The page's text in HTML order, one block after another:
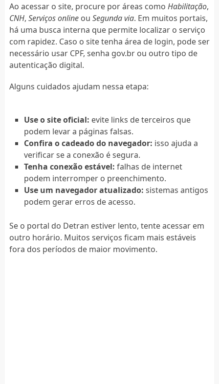
Ao acessar o site, procure por áreas como Habilitação,
CNH, Serviços onlineou Segunda via. Em muitos portais,
há uma busca interna que permite localizar o serviço
com rapidez. Caso o site tenha área de login, pode ser
necessário usar CPF, senha gov.br ou outro tipo de
autenticação digital.
Alguns cuidados ajudam nessa etapa:
Use o site oficial: evite links de terceiros que
podem levar a páginas falsas.
Confira o cadeado do navegador: isso ajuda a
verificar se a conexão é segura.
Tenha conexão estável: falhas de internet
podem interromper o preenchimento.
Use um navegador atualizado: sistemas antigos
podem gerar erros de acesso.
Se o portal do Detran estiver lento, tente acessar em
outro horário. Muitos serviços ficam mais estáveis
fora dos períodos de maior movimento.